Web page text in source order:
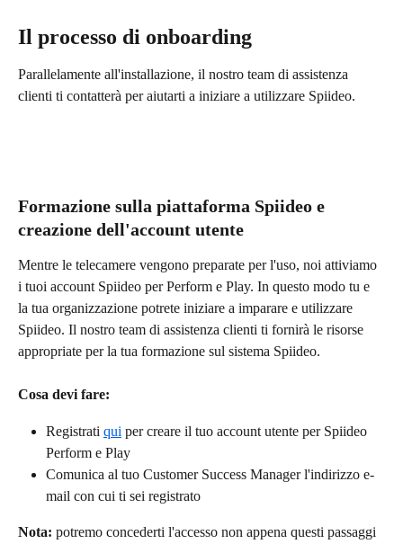
Il processo di onboarding
Parallelamente all'installazione, il nostro team di assistenza
clienti ti contatterà per aiutarti a iniziare a utilizzare Spiideo.
Formazione sulla piattaforma Spiideo e
creazione dell'account utente
Mentre le telecamere vengono preparate per l'uso, noi attiviamo
i tuoi account Spiideo per Perform e Play. In questo modo tu e
la tua organizzazione potrete iniziare a imparare e utilizzare
Spiideo. Il nostro team di assistenza clienti ti fornirà le risorse
appropriate per la tua formazione sul sistema Spiideo.
Cosa devi fare:
Registrati qui per creare il tuo account utente per Spiideo
Perform e Play
Comunica al tuo Customer Success Manager l'indirizzo e-
mail con cui ti sei registrato
Nota: potremo concederti l'accesso non appena questi passaggi